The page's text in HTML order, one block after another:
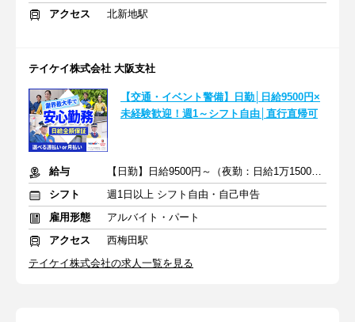
アクセス
北新地駅
テイケイ株式会社 大阪支社
【交通・イベント警備】日勤│日給9500円×
未経験歓迎！週1～シフト自由│直行直帰可
給与
【日勤】日給9500円～（夜勤：日給1万1500円～）
シフト
週1日以上 シフト自由・自己申告
雇用形態
アルバイト・パート
アクセス
西梅田駅
テイケイ株式会社の求人一覧を見る